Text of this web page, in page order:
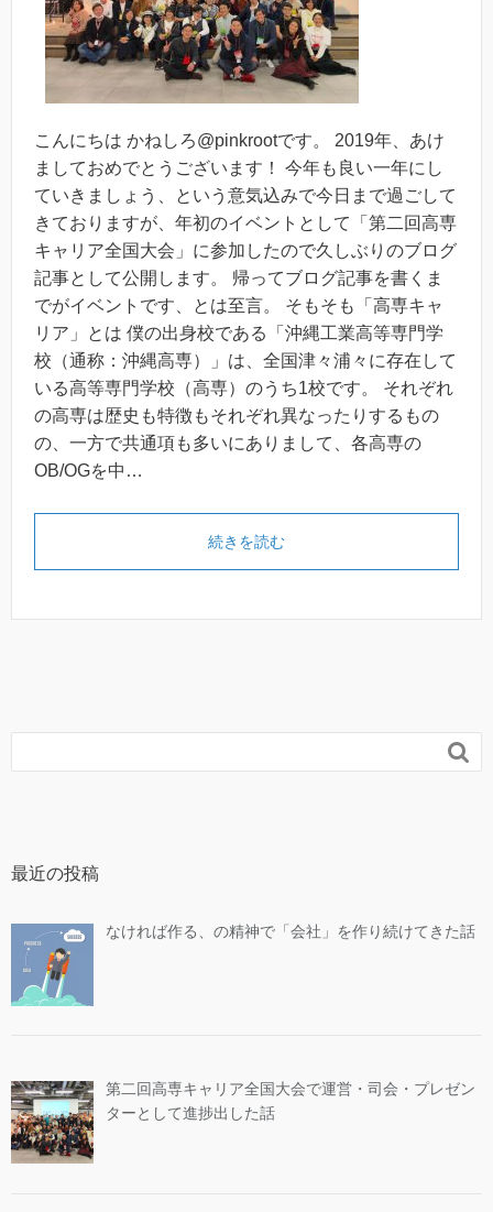
こんにちは かねしろ@pinkrootです。 2019年、あけ
ましておめでとうございます！ 今年も良い一年にし
ていきましょう、という意気込みで今日まで過ごして
きておりますが、年初のイベントとして「第二回高専
キャリア全国大会」に参加したので久しぶりのブログ
記事として公開します。 帰ってブログ記事を書くま
でがイベントです、とは至言。 そもそも「高専キャ
リア」とは 僕の出身校である「沖縄工業高等専門学
校（通称：沖縄高専）」は、全国津々浦々に存在して
いる高等専門学校（高専）のうち1校です。 それぞれ
の高専は歴史も特徴もそれぞれ異なったりするもの
の、一方で共通項も多いにありまして、各高専の
OB/OGを中…
続きを読む

最近の投稿
なければ作る、の精神で「会社」を作り続けてきた話
第二回高専キャリア全国大会で運営・司会・プレゼン
ターとして進捗出した話